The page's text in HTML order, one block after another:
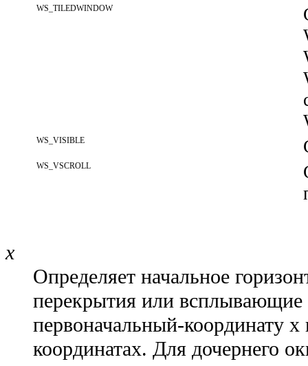
WS_TILEDWINDOW
WS_VISIBLE
WS_VSCROLL
x
Определяет начальное
перекрытия или
первоначальный-координату x
координатах. Для дочернего